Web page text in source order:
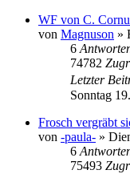
WF von C.
von Magnuson »
6
74782
Letzter
Sonntag
Frosch vergräbt
von -paula- »
6
75493